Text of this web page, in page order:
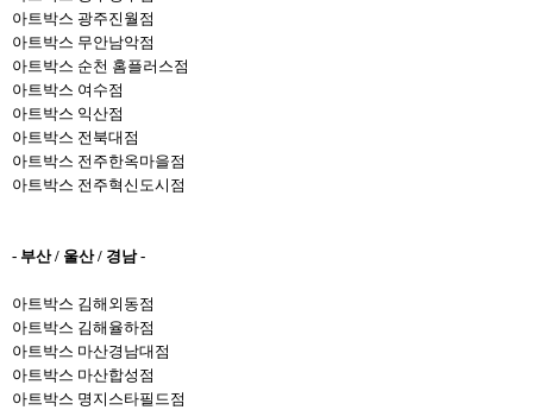
아트박스 광주진월점
아트박스 무안남악점
아트박스 순천 홈플러스점
아트박스 여수점
아트박스 익산점
아트박스 전북대점
아트박스 전주한옥마을점
아트박스 전주혁신도시점
- 부산 / 울산 / 경남 -
아트박스 김해외동점
아트박스 김해율하점
아트박스 마산경남대점
아트박스 마산합성점
아트박스 명지스타필드점